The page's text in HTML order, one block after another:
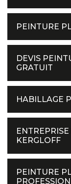
PEINTURE
DEVIS
GRATUIT
HABILLAGE
KERGLOFF
PEINTURE